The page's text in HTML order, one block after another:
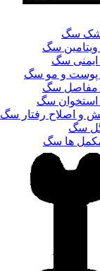
سگ
ویتامین سگ
ایمنی سگ
پوست و مو سگ
مفاصل سگ
استخوان سگ
و اصلاح رفتار سگ
سگ
ها سگ